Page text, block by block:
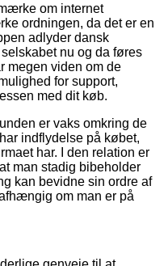
om internet
ordningen, da det er en
adlyder dansk
nu og da føres
megen viden om de
for support,
med dit køb.
er vaks omkring de
indflydelse på købet,
har. I den relation er
man stadig bibeholder
kan bevidne sin ordre af
om man er på